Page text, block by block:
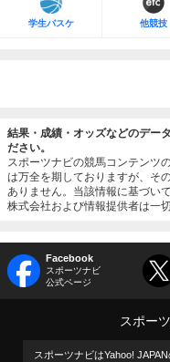
学生バスケ 他競技
結果・成績・オッズなどのデー
ださい。
スポーツナビの競馬コンテンツ
は万全を期しておりますが、そ
ありません。当該情報に基づい
株式会社および情報提供者は一
Facebook
スポーツナビ
公式ページ
スポー
スポーツナビはYahoo!